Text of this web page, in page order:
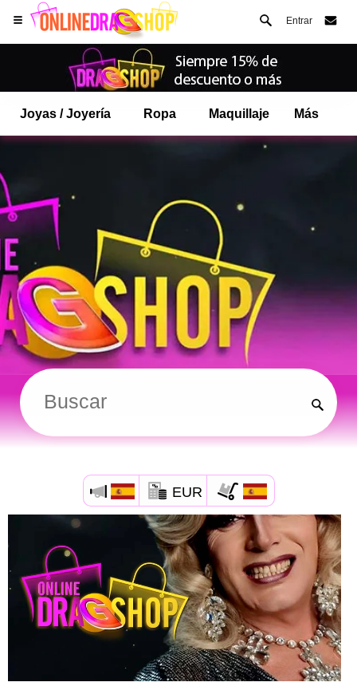
Entrar
Joyas / Joyería Ropa Maquillaje Más
EUR
o toque el botón de safari como se muestra a la izquierda
y toca AÑADIR A LA PANTALLA DE INICIO
onlinedragshop ahora está instalado como APLICACIÓN